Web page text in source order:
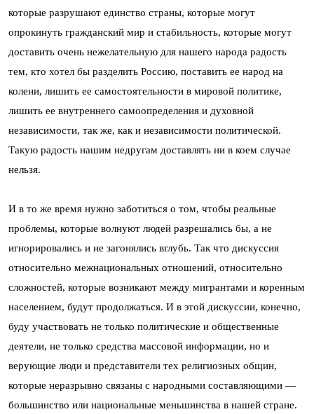
которые разрушают единство страны, которые могут
опрокинуть гражданский мир и стабильность, которые могут
доставить очень нежелательную для нашего народа радость
тем, кто хотел бы разделить Россию, поставить ее народ на
колени, лишить ее самостоятельности в мировой политике,
лишить ее внутреннего самоопределения и духовной
независимости, так же, как и независимости политической.
Такую радость нашим недругам доставлять ни в коем случае
нельзя.
И в то же время нужно заботиться о том, чтобы реальные
проблемы, которые волнуют людей разрешались бы, а не
игнорировались и не загонялись вглубь. Так что дискуссия
относительно межнациональных отношений, относительно
сложностей, которые возникают между мигрантами и коренным
населением, будут продолжаться. И в этой дискуссии, конечно,
буду участвовать не только политические и общественные
деятели, не только средства массовой информации, но и
верующие люди и представители тех религиозных общин,
которые неразрывно связаны с народными составляющими —
большинство или национальные меньшинства в нашей стране.